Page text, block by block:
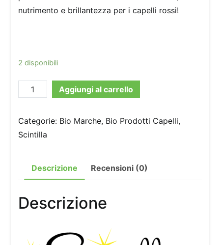
nutrimento e brillantezza per i capelli rossi!
2 disponibili
Scintilla
-
argan
rossi
Aggiungi al carrello
Categorie: Bio Marche, Bio Prodotti Capelli,
Scintilla
Descrizione Recensioni (0)
Descrizione